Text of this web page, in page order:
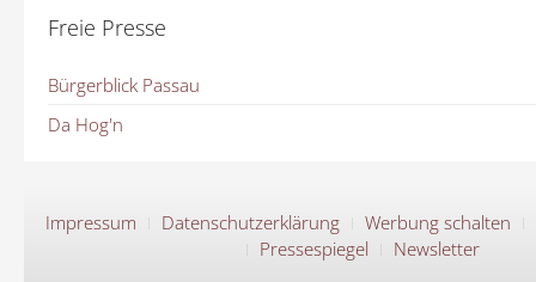
Freie Presse
Bürgerblick Passau
Da Hog'n
Impressum Datenschutzerklärung
Werbung schalten
Pressespiegel
Newsletter